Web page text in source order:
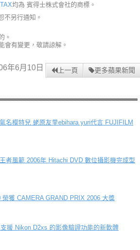
均為 賓得士株式會社的商標。
不另行通知。
。
會有變更，敬請諒解。
年6月10日 上一頁 更多蘋果新聞
名模特兒 蛯原友里ebihara yuri代言 FUJIFILM
者風範 2006年 Hitachi DVD 數位攝影機完成型
榮獲 CAMERA GRAND PRIX 2006 大獎
援 Nikon D2xs 的影像驗證功能的新軟體